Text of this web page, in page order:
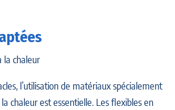
la chaleur
l’utilisation de matériaux spécialement
chaleur est essentielle. Les flexibles en